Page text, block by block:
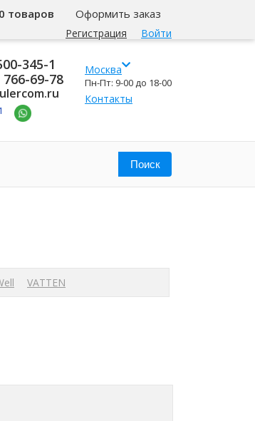
Регистрация Войти
0 товаров Оформить заказ
345-1
766-69-78
Москва
Пн-Пт: 9-00 до 18-00
Контакты
VATTEN